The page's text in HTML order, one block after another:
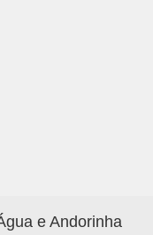
e Andorinha